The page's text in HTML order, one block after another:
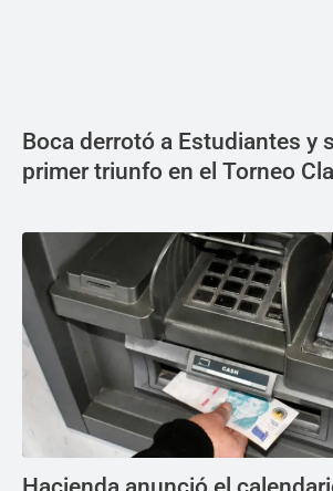
Boca derrotó a Estudiantes y
primer triunfo en el Torneo